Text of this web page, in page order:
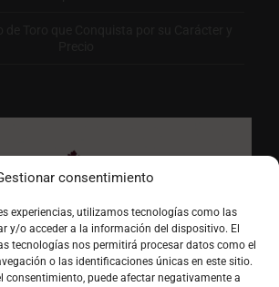
consentimiento
experiencias, utilizamos tecnologías como las
y/o acceder a la información del dispositivo. El
tecnologías nos permitirá procesar datos como el
o las identificaciones únicas en este sitio.
consentimiento, puede afectar negativamente a